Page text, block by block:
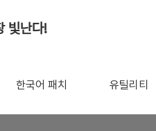
빛난다!
한국어 패치 유틸리티